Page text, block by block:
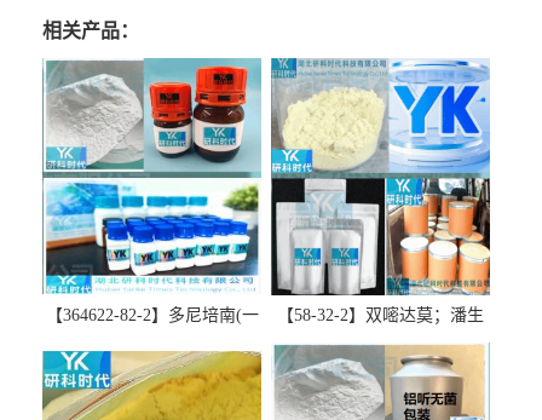
相关产品：
【364622-82-2】多尼培南(一
精品科研试剂-湖北研科时代
科技-“研”无止境;“科”学创
【58-32-2】双嘧达莫；潘生
丁-精品科研试剂-湖北研科时
代科技-“研”无止境;“科”学创
新！支持三方验证；支持定